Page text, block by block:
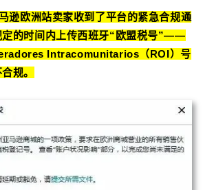
逊欧洲站卖家收到了平台的紧急合规通
定的时间内上传西班牙“欧盟税号”——
Intracomunitarios（ROI）号
规。